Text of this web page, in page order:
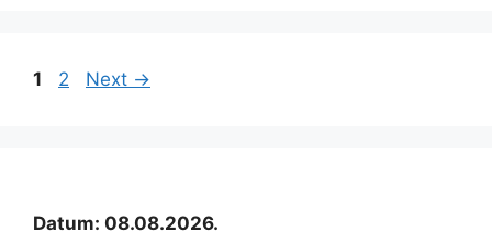
Page
1 Page
2 Next →
Datum: 08.08.2026.